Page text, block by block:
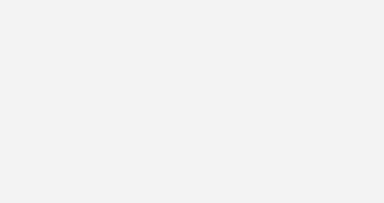
شمال تركيا
البسيط تتكون من طابق واحد أو اثنين على الأكثر
أنواع منها الذي يطل مباشرة على البحر أو الجبل
مثل أكواخ إيدر المناسبة لك إذا كنت تبحث عن